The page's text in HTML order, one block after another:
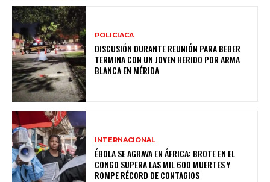
POLICIACA
DISCUSIÓN DURANTE REUNIÓN PARA BEBER
TERMINA CON UN JOVEN HERIDO POR ARMA
BLANCA EN MÉRIDA
INTERNACIONAL
ÉBOLA SE AGRAVA EN ÁFRICA: BROTE EN EL
CONGO SUPERA LAS MIL 600 MUERTES Y
ROMPE RÉCORD DE CONTAGIOS